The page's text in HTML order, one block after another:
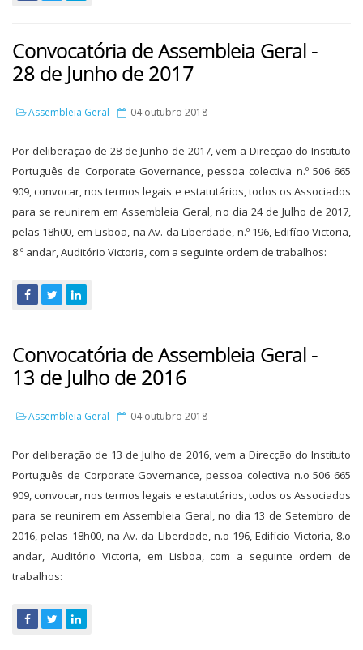
Convocatória de Assembleia Geral -
28 de Junho de 2017
Assembleia Geral 04 outubro 2018
Por deliberação de 28 de Junho de 2017, vem a Direcção do Instituto
Português de Corporate Governance, pessoa colectiva n.º 506 665
909, convocar, nos termos legais e estatutários, todos os Associados
para se reunirem em Assembleia Geral, no dia 24 de Julho de 2017,
pelas 18h00, em Lisboa, na Av. da Liberdade, n.º 196, Edifício Victoria,
8.º andar, Auditório Victoria, com a seguinte ordem de trabalhos:
Convocatória de Assembleia Geral -
13 de Julho de 2016
Assembleia Geral 04 outubro 2018
Por deliberação de 13 de Julho de 2016, vem a Direcção do Instituto
Português de Corporate Governance, pessoa colectiva n.o 506 665
909, convocar, nos termos legais e estatutários, todos os Associados
para se reunirem em Assembleia Geral, no dia 13 de Setembro de
2016, pelas 18h00, na Av. da Liberdade, n.o 196, Edifício Victoria, 8.o
andar, Auditório Victoria, em Lisboa, com a seguinte ordem de
trabalhos: